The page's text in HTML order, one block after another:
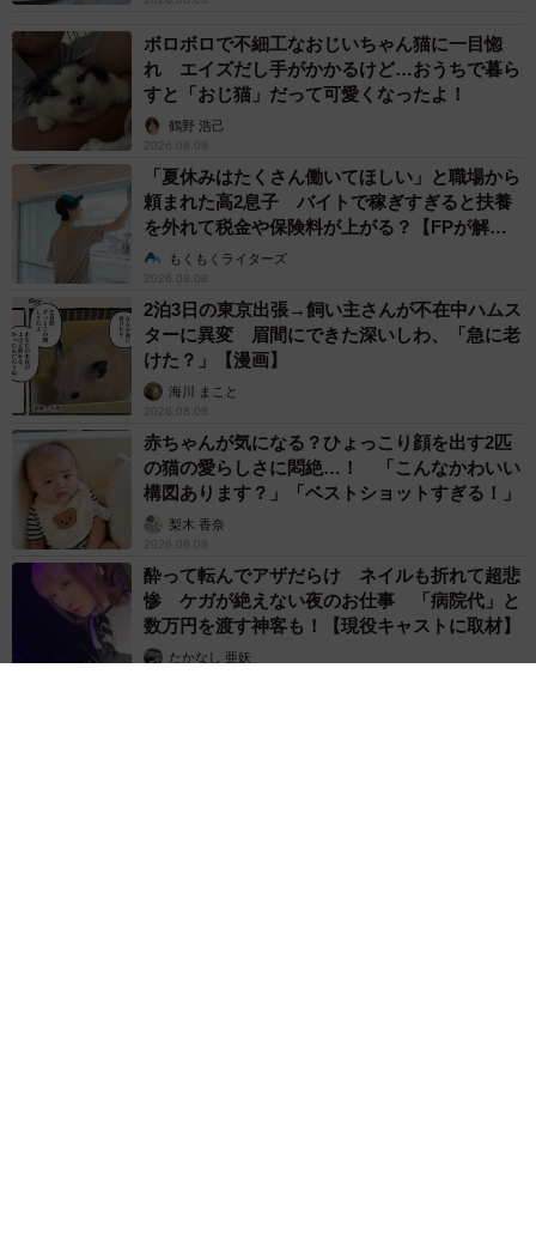
ボロボロで不細工なおじいちゃん猫に一目惚
れ エイズだし手がかかるけど…おうちで暮ら
すと「おじ猫」だって可愛くなったよ！
鶴野 浩己
2026.08.08
「夏休みはたくさん働いてほしい」と職場から
頼まれた高2息子 バイトで稼ぎすぎると扶養
を外れて税金や保険料が上がる？【FPが解
説】もくもくライターズ
2026.08.08
2泊3日の東京出張→飼い主さんが不在中ハムス
ターに異変 眉間にできた深いしわ、「急に老
けた？」【漫画】
海川 まこと
2026.08.08
赤ちゃんが気になる？ひょっこり顔を出す2匹
の猫の愛らしさに悶絶…！ 「こんなかわいい
構図あります？」「ベストショットすぎる！」
梨木 香奈
2026.08.08
酔って転んでアザだらけ ネイルも折れて超悲
惨 ケガが絶えない夜のお仕事 「病院代」と
数万円を渡す神客も！【現役キャストに取材】
たかなし 亜妖